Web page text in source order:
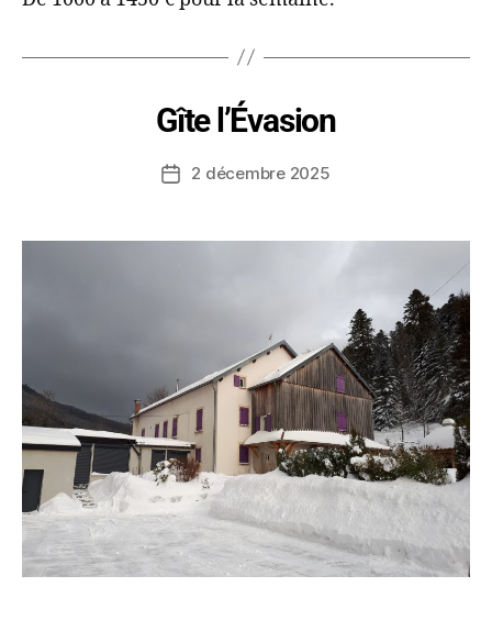
Gîte l’Évasion
2 décembre 2025